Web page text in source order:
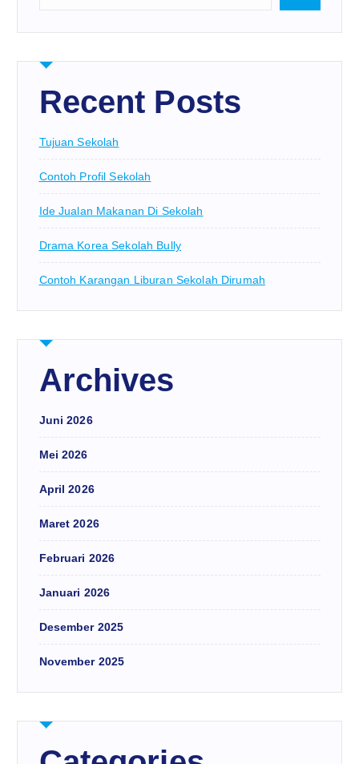
Recent Posts
Tujuan Sekolah
Contoh Profil Sekolah
Ide Jualan Makanan Di Sekolah
Drama Korea Sekolah Bully
Contoh Karangan Liburan Sekolah Dirumah
Archives
Juni 2026
Mei 2026
April 2026
Maret 2026
Februari 2026
Januari 2026
Desember 2025
November 2025